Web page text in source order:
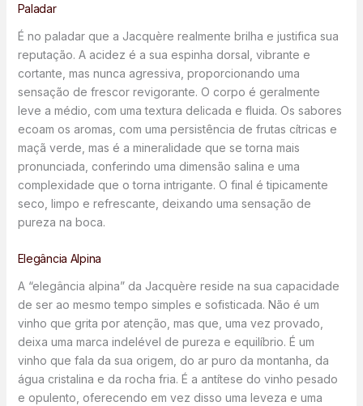
Paladar
É no paladar que a Jacquère realmente brilha e justifica sua
reputação. A acidez é a sua espinha dorsal, vibrante e
cortante, mas nunca agressiva, proporcionando uma
sensação de frescor revigorante. O corpo é geralmente
leve a médio, com uma textura delicada e fluida. Os sabores
ecoam os aromas, com uma persistência de frutas cítricas e
maçã verde, mas é a mineralidade que se torna mais
pronunciada, conferindo uma dimensão salina e uma
complexidade que o torna intrigante. O final é tipicamente
seco, limpo e refrescante, deixando uma sensação de
pureza na boca.
Elegância Alpina
A “elegância alpina” da Jacquère reside na sua capacidade
de ser ao mesmo tempo simples e sofisticada. Não é um
vinho que grita por atenção, mas que, uma vez provado,
deixa uma marca indelével de pureza e equilíbrio. É um
vinho que fala da sua origem, do ar puro da montanha, da
água cristalina e da rocha fria. É a antítese do vinho pesado
e opulento, oferecendo em vez disso uma leveza e uma